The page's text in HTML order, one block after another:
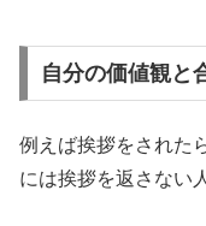
自分の価値観と
例えば挨拶をされた
には挨拶を返さない